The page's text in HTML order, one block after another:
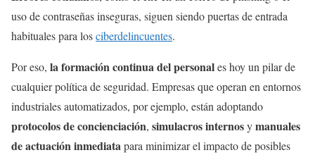
uso de contraseñas inseguras, siguen siendo puertas de entrada
habituales para losciberdelincuentes.
Por eso, la formación continua del personales hoy un pilar de
cualquier política de seguridad. Empresas que operan en entornos
industriales automatizados, por ejemplo, están adoptando
protocolos de concienciación, simulacros internosymanuales
de actuación inmediatapara minimizar el impacto de posibles